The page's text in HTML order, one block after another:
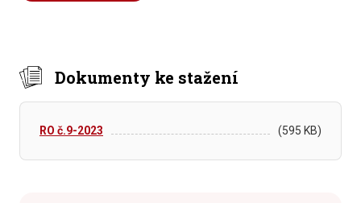
Dokumenty ke stažení
RO č.9-2023 (595 KB)